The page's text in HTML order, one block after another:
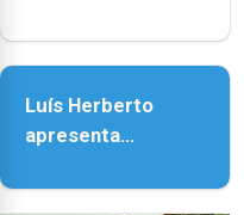
e
as
18h00.
Senhora da
Luís Herberto
apresenta
Paisagem’